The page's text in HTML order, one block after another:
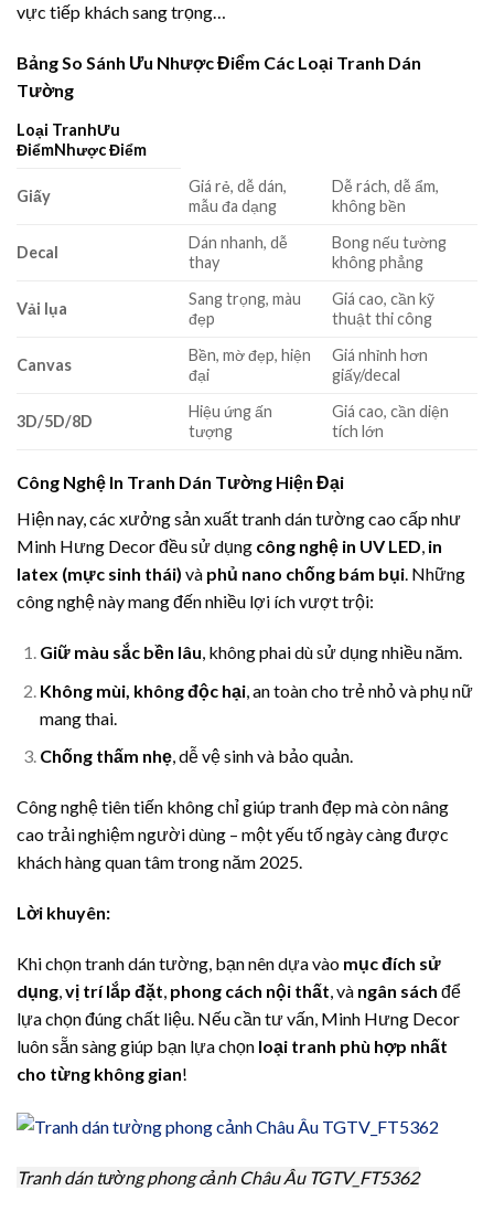
vực tiếp khách sang trọng…
Bảng So Sánh Ưu Nhược Điểm Các Loại Tranh Dán
Tường
Loại TranhƯu
ĐiểmNhược Điểm
Giấy
Giá rẻ, dễ dán,
mẫu đa dạng
Dễ rách, dễ ẩm,
không bền
Decal
Dán nhanh, dễ
thay
Bong nếu tường
không phẳng
Vải lụa
Sang trọng, màu
đẹp
Giá cao, cần kỹ
thuật thi công
Canvas
Bền, mờ đẹp, hiện
đại
Giá nhỉnh hơn
giấy/decal
3D/5D/8D
Hiệu ứng ấn
tượng
Giá cao, cần diện
tích lớn
Công Nghệ In Tranh Dán Tường Hiện Đại
Hiện nay, các xưởng sản xuất tranh dán tường cao cấp như
Minh Hưng Decor đều sử dụng công nghệ in UV LED, in
latex (mực sinh thái) và phủ nano chống bám bụi. Những
công nghệ này mang đến nhiều lợi ích vượt trội:
Giữ màu sắc bền lâu, không phai dù sử dụng nhiều năm.
Không mùi, không độc hại, an toàn cho trẻ nhỏ và phụ nữ
mang thai.
Chống thấm nhẹ, dễ vệ sinh và bảo quản.
Công nghệ tiên tiến không chỉ giúp tranh đẹp mà còn nâng
cao trải nghiệm người dùng – một yếu tố ngày càng được
khách hàng quan tâm trong năm 2025.
Lời khuyên:
Khi chọn tranh dán tường, bạn nên dựa vào mục đích sử
dụng vị trí lắp đặt phong cách nội thất , và ngân sách để
lựa chọn đúng chất liệu. Nếu cần tư vấn, Minh Hưng Decor
luôn sẵn sàng giúp bạn lựa chọn loại tranh phù hợp nhất
cho từng không gian!
Tranh dán tường phong cảnh Châu Âu TGTV_FT5362